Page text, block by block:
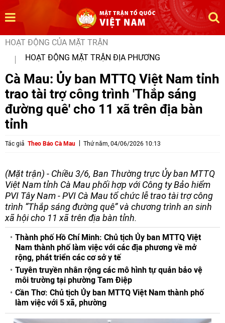
HOẠT ĐỘNG CỦA MẶT TRẬN
HOẠT ĐỘNG MẶT TRẬN ĐỊA PHƯƠNG
Cà Mau: Ủy ban MTTQ Việt Nam tỉnh
trao tài trợ công trình 'Thắp sáng
đường quê' cho 11 xã trên địa bàn
tỉnh
Tác giả Theo Báo Cà Mau Thứ năm, 04/06/2026 10:13
(Mặt trận) - Chiều 3/6, Ban Thường trực Ủy ban MTTQ
Việt Nam tỉnh Cà Mau phối hợp với Công ty Bảo hiểm
PVI Tây Nam - PVI Cà Mau tổ chức lễ trao tài trợ công
trình “Thắp sáng đường quê” và chương trình an sinh
xã hội cho 11 xã trên địa bàn tỉnh.
Thành phố Hồ Chí Minh: Chủ tịch Ủy ban MTTQ Việt
Nam thành phố làm việc với các địa phương về mở
rộng, phát triển các cơ sở y tế
Tuyên truyền nhân rộng các mô hình tự quản bảo vệ
môi trường tại phường Tam Điệp
Cần Thơ: Chủ tịch Ủy ban MTTQ Việt Nam thành phố
làm việc với 5 xã, phường